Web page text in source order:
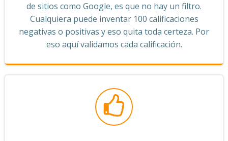
de sitios como Google, es que no hay un filtro.
Cualquiera puede inventar 100 calificaciones
negativas o positivas y eso quita toda certeza. Por
eso aquí validamos cada calificación.